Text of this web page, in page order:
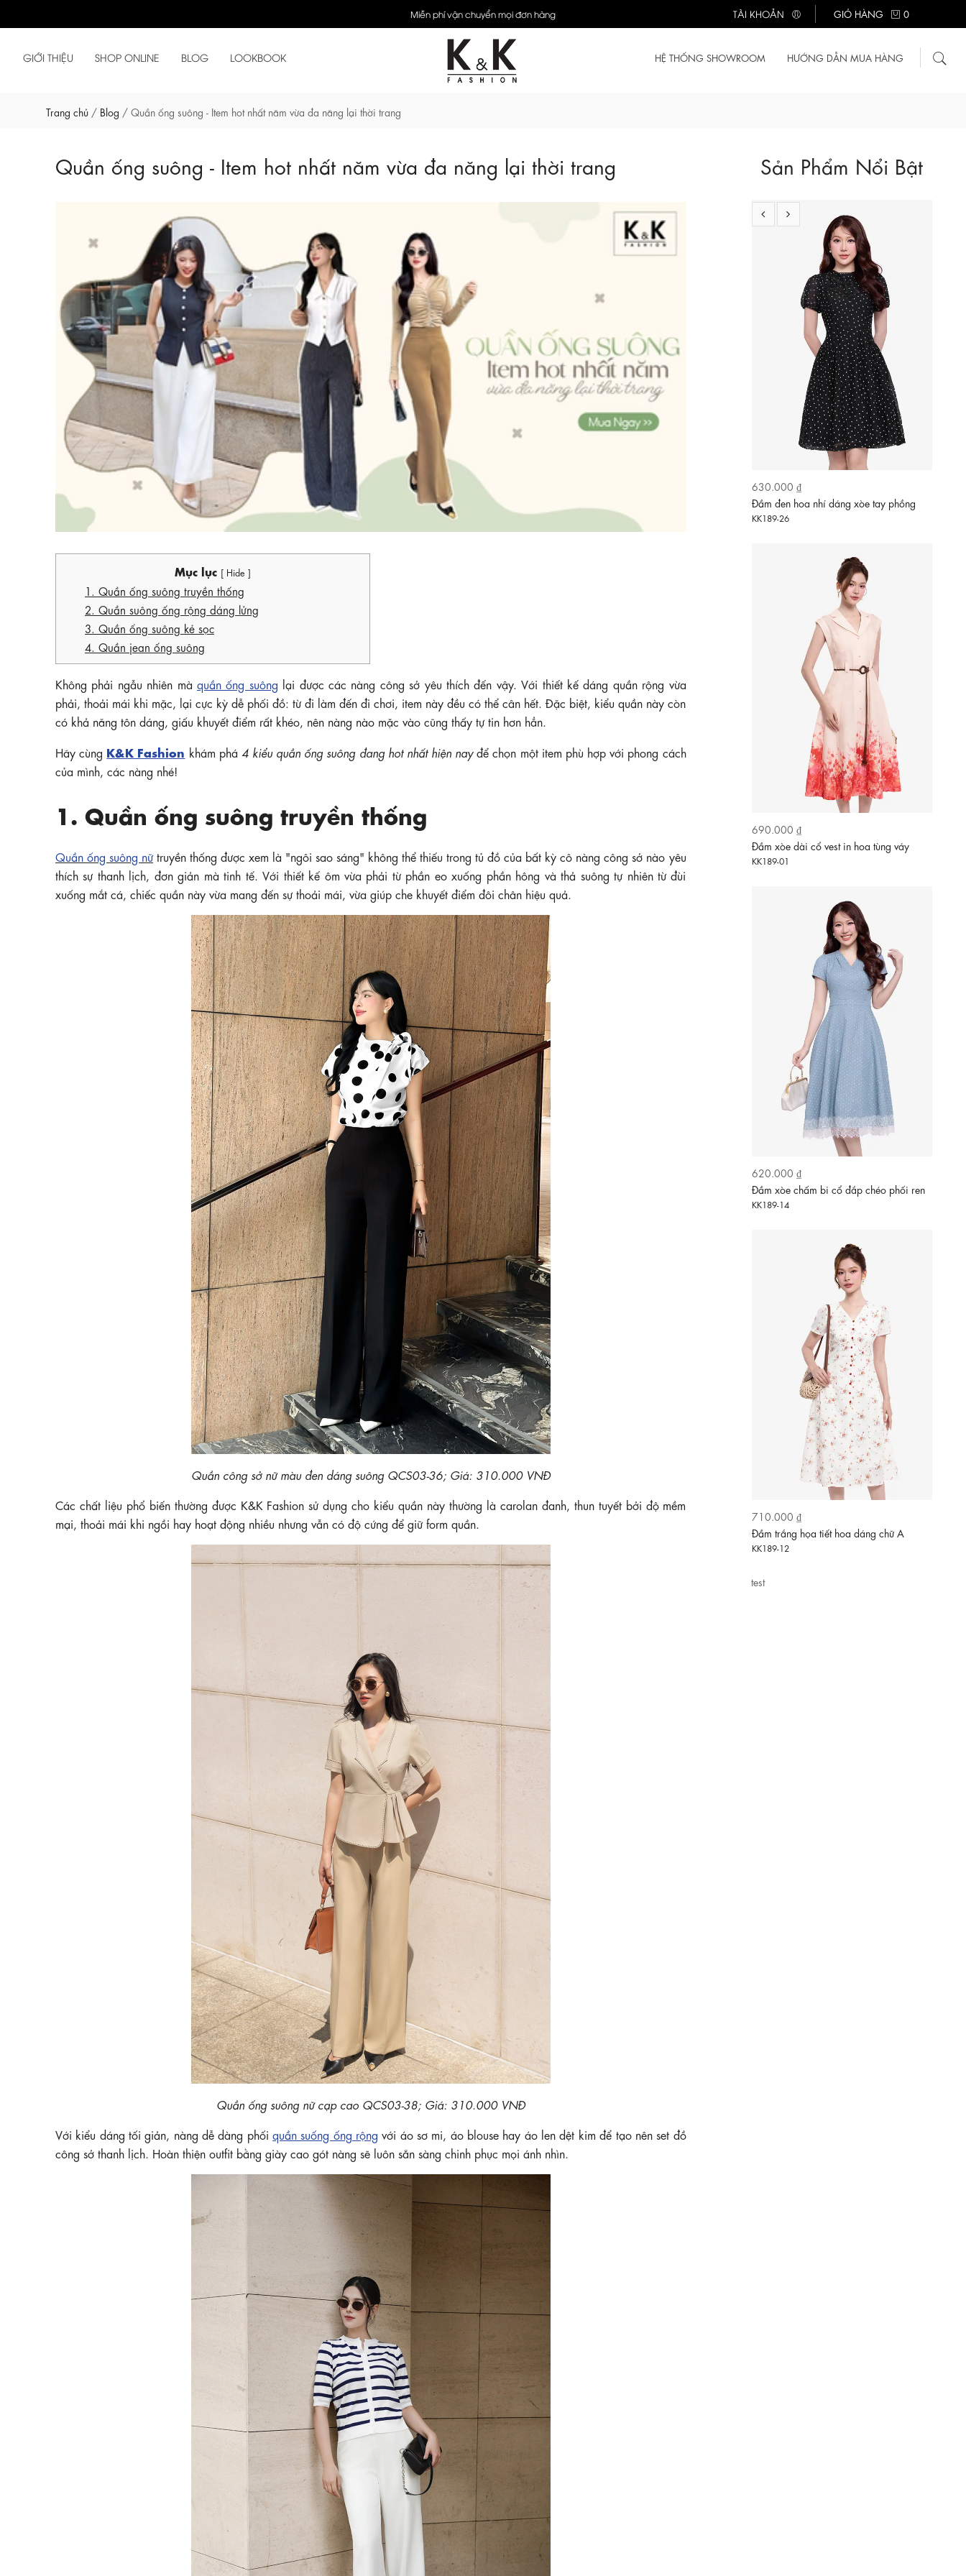
Miễn phí vận chuyển mọi đơn hàng TÀI KHOẢN GIỎ HÀNG 0
GIỚI THIỆU SHOP ONLINE BLOG LOOKBOOK HỆ THỐNG SHOWROOM HƯỚNG DẪN MUA HÀNG
Trang chủ / Blog / Quần ống suông - Item hot nhất năm vừa đa năng lại thời trang
Quần ống suông - Item hot nhất năm vừa đa năng lại thời trang
Mục lục [ Hide ]
1. Quần ống suông truyền thống
2. Quần suông ống rộng dáng lửng
3. Quần ống suông kẻ sọc
4. Quần jean ống suông
Không phải ngẫu nhiên mà quần ống suông lại được các nàng công sở yêu thích đến vậy. Với thiết kế dáng quần rộng vừa
phải, thoải mái khi mặc, lại cực kỳ dễ phối đồ: từ đi làm đến đi chơi, item này đều có thể cân hết. Đặc biệt, kiểu quần này còn
có khả năng tôn dáng, giấu khuyết điểm rất khéo, nên nàng nào mặc vào cũng thấy tự tin hơn hẳn.
Hãy cùng K&K Fashion khám phá 4 kiểu quần ống suông đang hot nhất hiện nayđể chọn một item phù hợp với phong cách
của mình, các nàng nhé!
1. Quần ống suông truyền thống
Quần ống suông nữtruyền thống được xem là "ngôi sao sáng" không thể thiếu trong tủ đồ của bất kỳ cô nàng công sở nào yêu
thích sự thanh lịch, đơn giản mà tinh tế. Với thiết kế ôm vừa phải từ phần eo xuống phần hông và thả suông tự nhiên từ đùi
xuống mắt cá, chiếc quần này vừa mang đến sự thoải mái, vừa giúp che khuyết điểm đôi chân hiệu quả.
Quần công sở nữ màu đen dáng suông QCS03-36; Giá: 310.000 VNĐ
Các chất liệu phổ biến thường được K&K Fashion sử dụng cho kiểu quần này thường là carolan đanh, thun tuyết bởi độ mềm
mại, thoải mái khi ngồi hay hoạt động nhiều nhưng vẫn có độ cứng để giữ form quần.
Quần ống suông nữ cạp cao QCS03-38; Giá: 310.000 VNĐ
Với kiểu dáng tối giản, nàng dễ dàng phốiquần suống ống rộng với áo sơ mi, áo blouse hay áo len dệt kim để tạo nên set đồ
công sở thanh lịch. Hoàn thiện outfit bằng giày cao gót nàng sẽ luôn sẵn sàng chinh phục mọi ánh nhìn.
Sản Phẩm Nổi Bật
630.000 ₫
thắt lưng KK188-05
Đầm đen hoa nhí dáng xòe tay phồng
Đầm xòe dài cổ vest in hoa tùng váy
620.000 ₫
Đầm xòe chấm bi cổ đắp chéo phối ren
KK189-14
710.000 ₫
Đầm trắng họa tiết hoa dáng chữ A
test